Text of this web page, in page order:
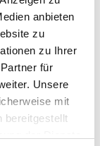
anbieten
zu
zu Ihrer
für
Unsere
mit
bereitgestellt